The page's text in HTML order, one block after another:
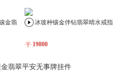
金翡翠平安无事牌挂件
金翡
冰玻种镶金伴钻翡翠晴水戒指
19800
翠葫
（超值推荐）冰种阳绿镶18K金翡